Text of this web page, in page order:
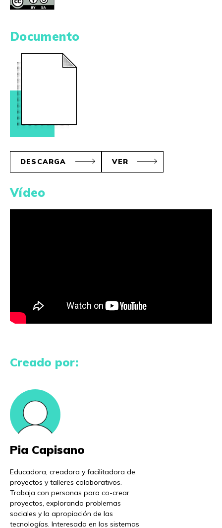
Documento
DESCARGA VER
Vídeo
Creado por:
Pia Capisano
Educadora, creadora y facilitadora de
proyectos y talleres colaborativos.
Trabaja con personas para co-crear
proyectos, explorando problemas
sociales y la apropiación de las
tecnologías. Interesada en los sistemas